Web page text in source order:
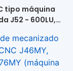
tipo máquina
J52 - 600LU,
J76B-600LU